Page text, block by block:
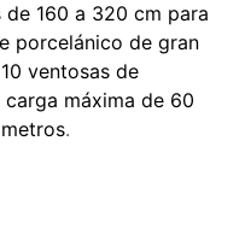
160 a 320 cm para
porcelánico de gran
ventosas de
máxima de 60
.